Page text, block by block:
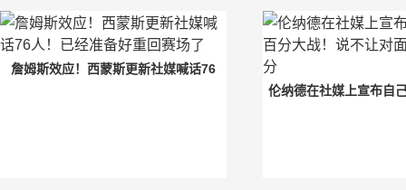
詹姆斯效应！西蒙斯更新社媒喊话76
伦纳德在社媒上宣布自